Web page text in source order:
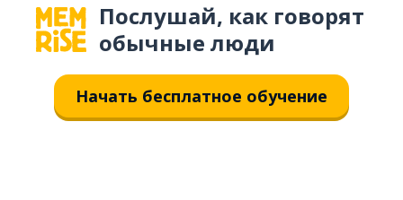
Послушай, как говорят
обычные люди
Начать бесплатное обучение